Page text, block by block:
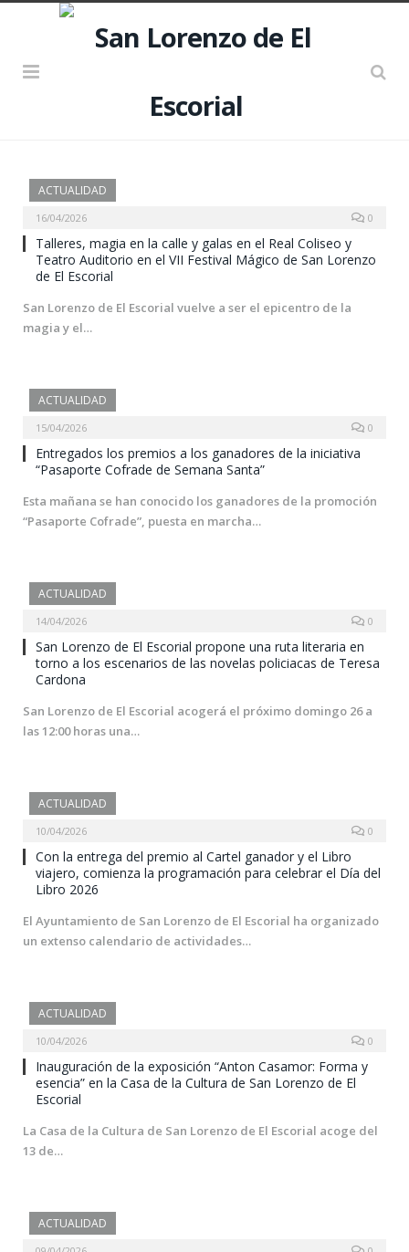
ACTUALIDAD
16/04/2026 0
Talleres, magia en la calle y galas en el Real Coliseo y
Teatro Auditorio en el VII Festival Mágico de San Lorenzo
de El Escorial
San Lorenzo de El Escorial vuelve a ser el epicentro de la
magia y el…
ACTUALIDAD
15/04/2026 0
Entregados los premios a los ganadores de la iniciativa
“Pasaporte Cofrade de Semana Santa”
Esta mañana se han conocido los ganadores de la promoción
“Pasaporte Cofrade”, puesta en marcha…
ACTUALIDAD
14/04/2026 0
San Lorenzo de El Escorial propone una ruta literaria en
torno a los escenarios de las novelas policiacas de Teresa
Cardona
San Lorenzo de El Escorial acogerá el próximo domingo 26 a
las 12:00 horas una…
ACTUALIDAD
10/04/2026 0
Con la entrega del premio al Cartel ganador y el Libro
viajero, comienza la programación para celebrar el Día del
Libro 2026
El Ayuntamiento de San Lorenzo de El Escorial ha organizado
un extenso calendario de actividades…
ACTUALIDAD
10/04/2026 0
Inauguración de la exposición “Anton Casamor: Forma y
esencia” en la Casa de la Cultura de San Lorenzo de El
Escorial
La Casa de la Cultura de San Lorenzo de El Escorial acoge del
13 de…
ACTUALIDAD